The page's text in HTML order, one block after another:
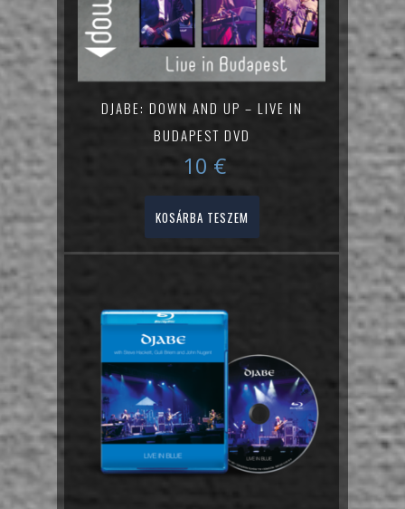
DJABE: DOWN AND UP – LIVE IN
BUDAPEST DVD
10 €
KOSÁRBA TESZEM